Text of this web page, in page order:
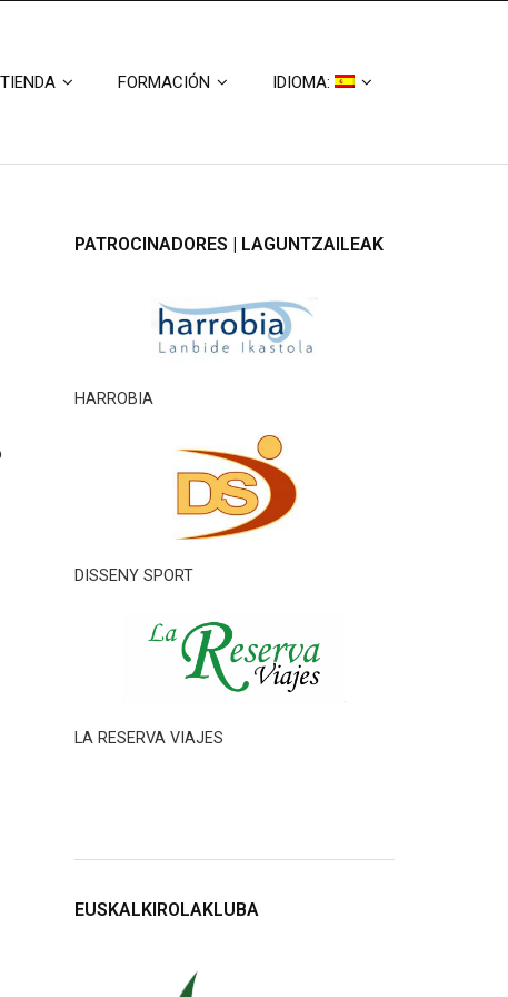
TIENDA FORMACIÓN IDIOMA:
PATROCINADORES | LAGUNTZAILEAK
HARROBIA
DISSENY SPORT
LA RESERVA VIAJES
EUSKALKIROLAKLUBA